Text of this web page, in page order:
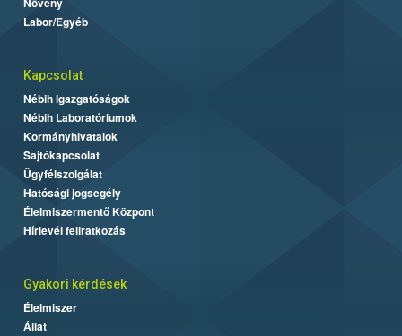
Labor/Egyéb
Kapcsolat
Nébih Igazgatóságok
Nébih Laboratóriumok
Kormányhivatalok
Sajtókapcsolat
Ügyfélszolgálat
Hatósági jogsegély
Élelmiszermentő Központ
Hírlevél feliratkozás
Gyakori kérdések
Élelmiszer
Állat